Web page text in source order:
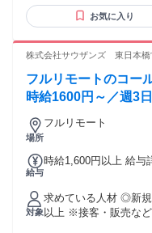
サポート＆フォローできる
遠方の方も 在宅ワーク
な働き方が可能～★ ＼ ▼定年で暇だから小遣い稼ぎ ▼
様の送り迎えの合間
でのシフトがいい
供が小さいから在宅
カリ稼ぐ などなど！ 育児優先やプライベートに推し活、 お
稽古優先など、、無理のないシ
イルに合った シフトが可能です！ スキ
と同世代の仲間もた
は、 弊社システムの関係で不可となります ・SoftBank 光 ・
SoftBank Air ・OCN
ら外で働けない ★通
稼ぎたい ★隙間時間や、短期でも 今す
インターネット環境条件 ・光回線の方のみ ※下記ネッ
SoftBank 光 ・
お気に入り
株式会社サウザンズ 東日本橋
フルリモートのコー
時給1600円～／週3
場所
フルリモート
給与
時給1,600円以上 給与詳
100円ずつUP！ ※最
については、 別途キ
ております。
対象
求めている人材 ◎新
以上 ※接客・販売などの経験は新規開拓営業に含みません ◎